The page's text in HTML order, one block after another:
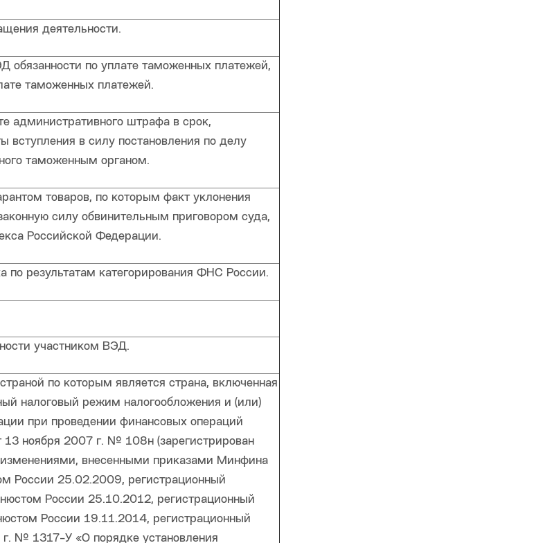
деятельности.
обязанности по уплате таможенных платежей,
таможенных платежей.
административного штрафа в срок,
в силу постановления по делу
таможенным органом.
товаров, по которым факт уклонения
силу обвинительным приговором суда,
Российской Федерации.
по результатам категорирования ФНС России.
участником ВЭД.
по которым является страна, включенная
налоговый режим налогообложения и (или)
при проведении финансовых операций
ноября 2007 г. № 108н (зарегистрирован
внесенными приказами Минфина
России 25.02.2009, регистрационный
России 25.10.2012, регистрационный
России 19.11.2014, регистрационный
№ 1317-У «О порядке установления